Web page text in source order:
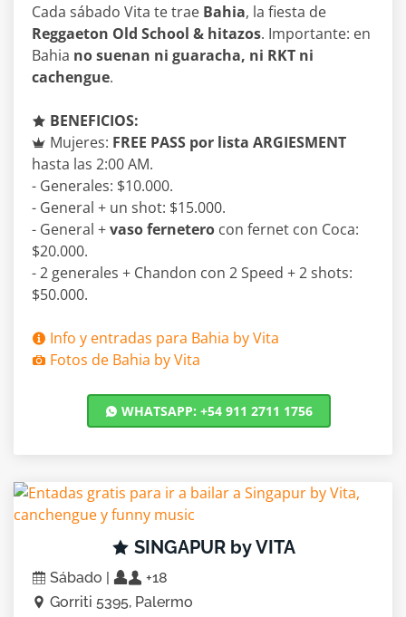
Cada sábado Vita te trae Bahia, la fiesta de
Reggaeton Old School & hitazos. Importante: en
Bahia no suenan ni guaracha, ni RKT ni
cachengue.
BENEFICIOS:
Mujeres: FREE PASS por lista ARGIESMENT
hasta las 2:00 AM.
- Generales: $10.000.
- General + un shot: $15.000.
- General +vaso fernetero con fernet con Coca:
$20.000.
- 2 generales + Chandon con 2 Speed + 2 shots:
$50.000.
Info y entradas para Bahia by Vita
Fotos de Bahia by Vita
WHATSAPP: +54 911 2711 1756
SINGAPUR by VITA
Sábado |
+18
Gorriti 5395, Palermo